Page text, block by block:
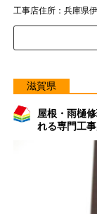
工事店住所：兵庫県
滋賀県
屋根・雨樋
れる専門工